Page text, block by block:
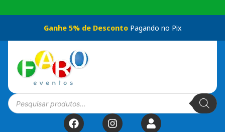
Ganhe 5% de DescontoPagando no Pix